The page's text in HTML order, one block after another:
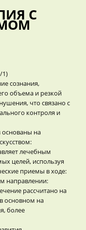
С
1)
сознания,
объема и резкой
что связано с
контроля и
основаны на
лечебным
целей, используя
приемы в ходе:
направлении:
рассчитано на
основном на
более